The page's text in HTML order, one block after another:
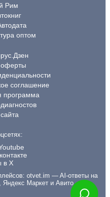
Рим
оптом
оферты
соглашение
программа
otvet.im — AI-ответы на
Яндекс Маркет и Авито